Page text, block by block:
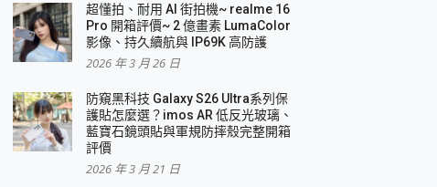
開箱 評測
好的資料救援軟體
效能~
測
的美拍神機 vivo V30 Pro
超懂拍、耐用 AI 街拍機~ realme 16
Pro 開箱評價~ 2 億畫素 LumaColor
影像、持久續航與 IP69K 高防護
2026 年 3 月 26 日
防窺黑科技 Galaxy S26 Ultra系列保
護貼怎麼選？imos AR 低反光玻璃、
藍寶石鏡頭貼與軍規防摔殼完整開箱
評價
2026 年 3 月 21 日